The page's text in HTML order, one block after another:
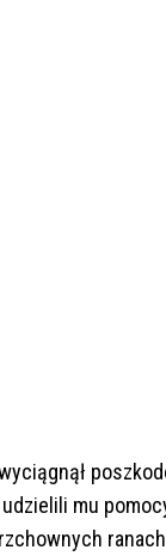
mu